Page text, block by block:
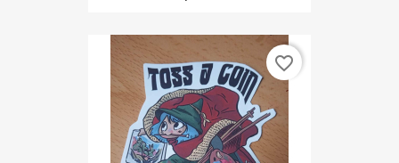
favorite_border